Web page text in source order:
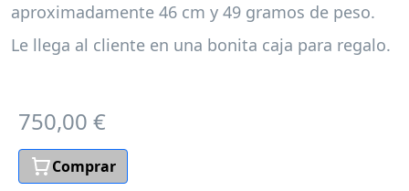
aproximadamente 46 cm y 49 gramos de peso.
Le llega al cliente en una bonita caja para regalo.
750,00 €
Comprar